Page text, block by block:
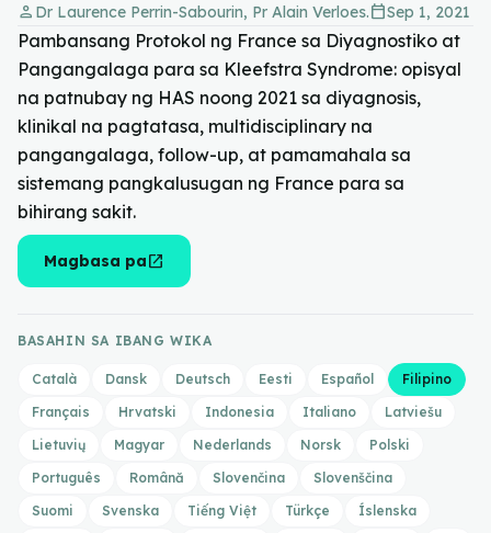
person Dr Laurence Perrin-Sabourin, Pr Alain Verloes.calendar_todaySep 1, 2021
Pambansang Protokol ng France sa Diyagnostiko at
Pangangalaga para sa Kleefstra Syndrome: opisyal
na patnubay ng HAS noong 2021 sa diyagnosis,
klinikal na pagtatasa, multidisciplinary na
pangangalaga, follow-up, at pamamahala sa
sistemang pangkalusugan ng France para sa
bihirang sakit.
Magbasa paopen_in_new
BASAHIN SA IBANG WIKA
Català Dansk Deutsch Eesti Español
Filipino
Français
Hrvatski Indonesia Italiano
Latviešu
Lietuvių
Magyar Nederlands Norsk
Polski
Português
Română Slovenčina
Slovenščina
Suomi
Svenska Tiếng Việt Türkçe Íslenska